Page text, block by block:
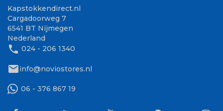
Kapstokkendirect.nl
Cargadoorweg 7
6541 BT Nijmegen
Nederland
phone 024 - 206 1340
mailinfo@noviostores.nl
06 - 376 867 19